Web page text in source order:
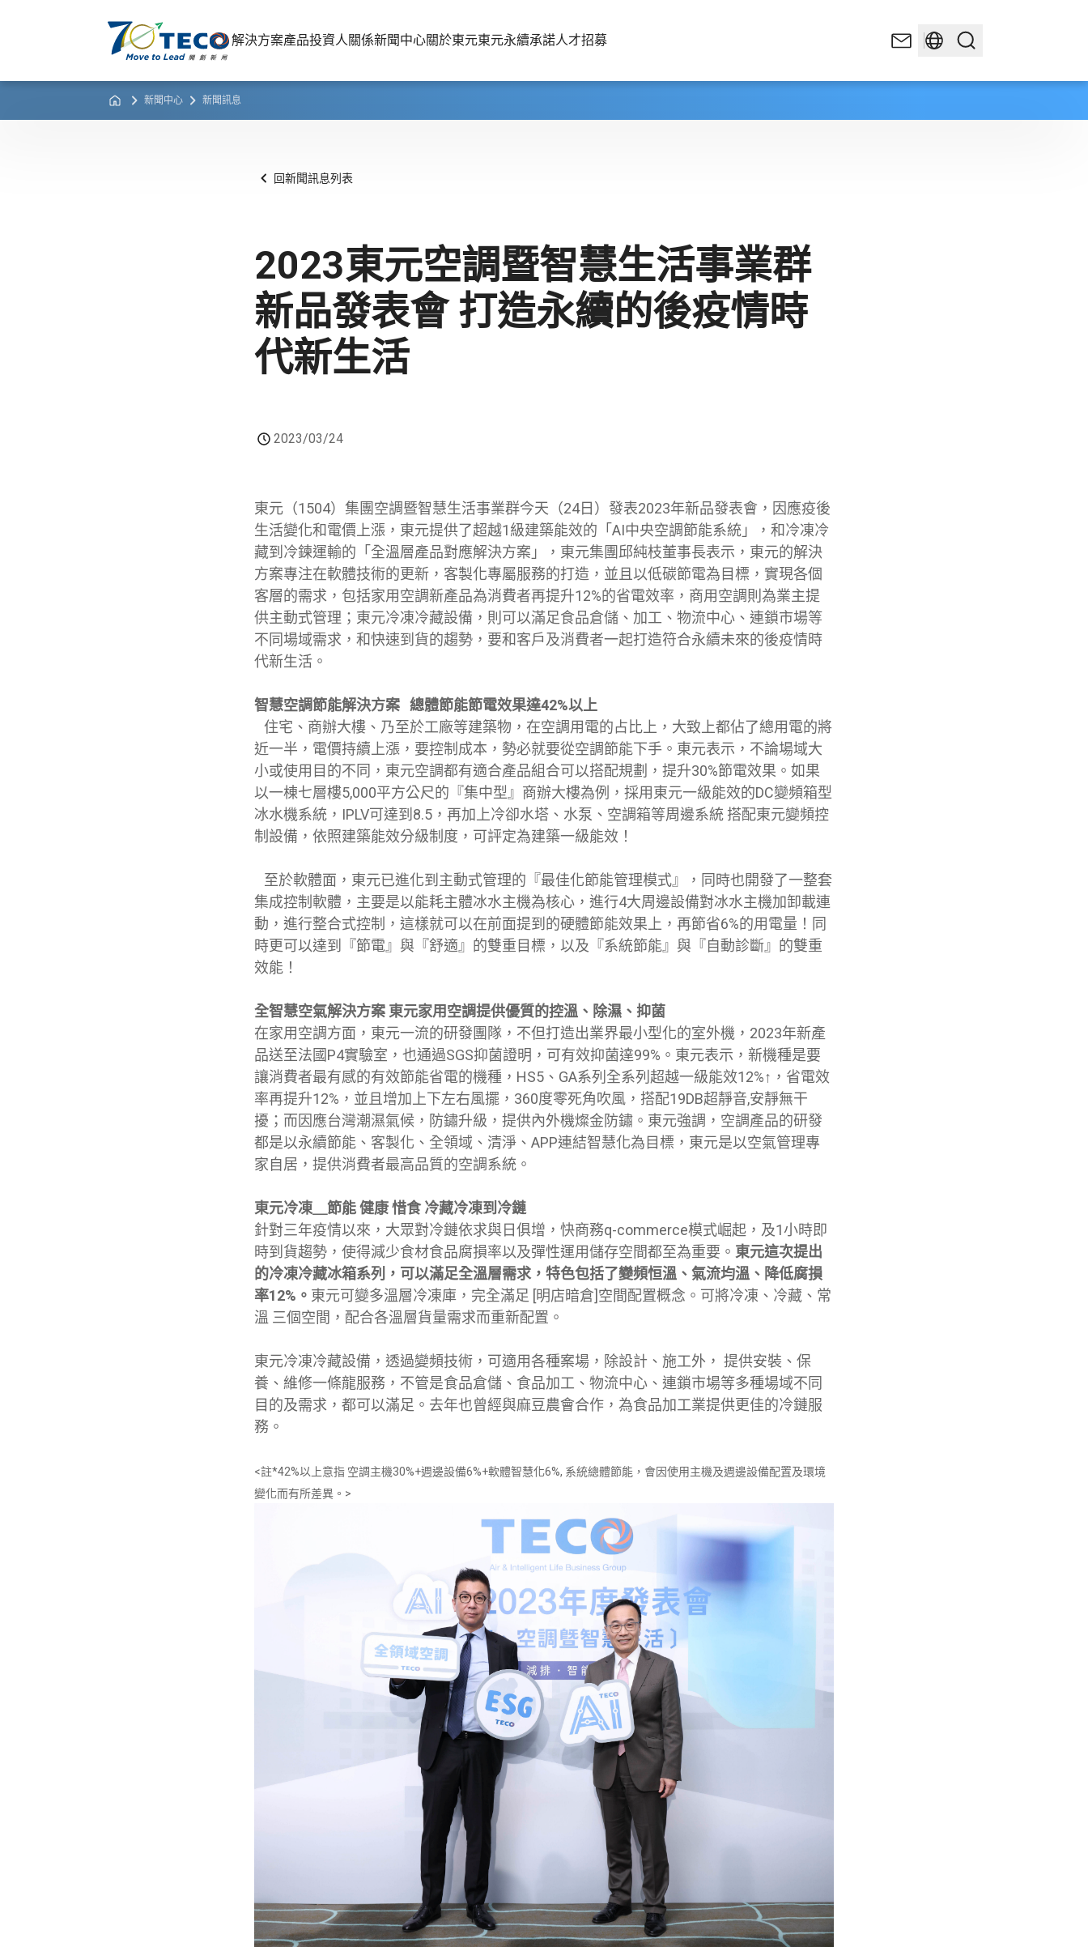
解決方案產品投資人關係新聞中心關於東元東元永續承諾人才招募
新聞中心 新聞訊息
回新聞訊息列表
2023東元空調暨智慧生活事業群
新品發表會 打造永續的後疫情時
代新生活
2023/03/24
東元（1504）集團空調暨智慧生活事業群今天（24日）發表2023年新品發表會，因應疫後
生活變化和電價上漲，東元提供了超越1級建築能效的「AI中央空調節能系統」，和冷凍冷
藏到冷鍊運輸的「全溫層產品對應解決方案」，東元集團邱純枝董事長表示，東元的解決
方案專注在軟體技術的更新，客製化專屬服務的打造，並且以低碳節電為目標，實現各個
客層的需求，包括家用空調新產品為消費者再提升12%的省電效率，商用空調則為業主提
供主動式管理；東元冷凍冷藏設備，則可以滿足食品倉儲、加工、物流中心、連鎖市場等
不同場域需求，和快速到貨的趨勢，要和客戶及消費者一起打造符合永續未來的後疫情時
代新生活。
智慧空調節能解決方案 總體節能節電效果達42%以上
住宅、商辦大樓、乃至於工廠等建築物，在空調用電的占比上，大致上都佔了總用電的將
近一半，電價持續上漲，要控制成本，勢必就要從空調節能下手。東元表示，不論場域大
小或使用目的不同，東元空調都有適合產品組合可以搭配規劃，提升30%節電效果。如果
以一棟七層樓5,000平方公尺的『集中型』商辦大樓為例，採用東元一級能效的DC變頻箱型
冰水機系統，IPLV可達到8.5，再加上冷卻水塔、水泵、空調箱等周邊系統 搭配東元變頻控
制設備，依照建築能效分級制度，可評定為建築一級能效！
至於軟體面，東元已進化到主動式管理的『最佳化節能管理模式』，同時也開發了一整套
集成控制軟體，主要是以能耗主體冰水主機為核心，進行4大周邊設備對冰水主機加卸載連
動，進行整合式控制，這樣就可以在前面提到的硬體節能效果上，再節省6%的用電量！同
時更可以達到『節電』與『舒適』的雙重目標，以及『系統節能』與『自動診斷』的雙重
效能！
全智慧空氣解決方案 東元家用空調提供優質的控溫、除濕、抑菌
在家用空調方面，東元一流的研發團隊，不但打造出業界最小型化的室外機，2023年新產
品送至法國P4實驗室，也通過SGS抑菌證明，可有效抑菌達99%。東元表示，新機種是要
讓消費者最有感的有效節能省電的機種，HS5、GA系列全系列超越一級能效12%↑，省電效
率再提升12%，並且增加上下左右風擺，360度零死角吹風，搭配19DB超靜音,安靜無干
擾；而因應台灣潮濕氣候，防鏽升級，提供內外機燦金防鏽。東元強調，空調產品的研發
都是以永續節能、客製化、全領域、清淨、APP連結智慧化為目標，東元是以空氣管理專
家自居，提供消費者最高品質的空調系統。
東元冷凍＿節能 健康 惜食 冷藏冷凍到冷鏈
針對三年疫情以來，大眾對冷鏈依求與日俱增，快商務q-commerce模式崛起，及1小時即
時到貨趨勢，使得減少食材食品腐損率以及彈性運用儲存空間都至為重要。 東元這次提出
的冷凍冷藏冰箱系列，可以滿足全溫層需求，特色包括了變頻恒溫、氣流均溫、降低腐損
率12%。 東元可變多溫層冷凍庫，完全滿足 [明店暗倉]空間配置概念。可將冷凍、冷藏、常
溫 三個空間，配合各溫層貨量需求而重新配置。
東元冷凍冷藏設備，透過變頻技術，可適用各種案場，除設計、施工外， 提供安裝、保
養、維修一條龍服務，不管是食品倉儲、食品加工、物流中心、連鎖市場等多種場域不同
目的及需求，都可以滿足。去年也曾經與麻豆農會合作，為食品加工業提供更佳的冷鏈服
務。
<註*42%以上意指 空調主機30%+週邊設備6%+軟體智慧化6%, 系統總體節能，會因使用主機及週邊設備配置及環境
變化而有所差異。>